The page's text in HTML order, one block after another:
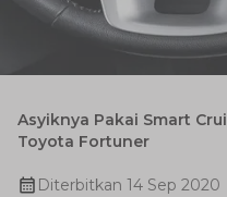
Asyiknya Pakai Smart
Toyota Fortuner
Diterbitkan 14 Sep 2020